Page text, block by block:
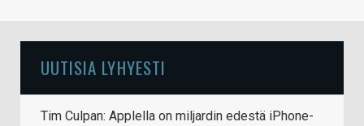
UUTISIA LYHYESTI
Tim Culpan: Applella on miljardin edestä iPhone-